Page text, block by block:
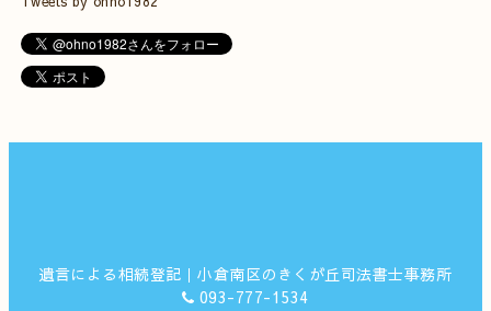
遺言による相続登記｜小倉南区のきくが丘司法書士事務所
093-777-1534